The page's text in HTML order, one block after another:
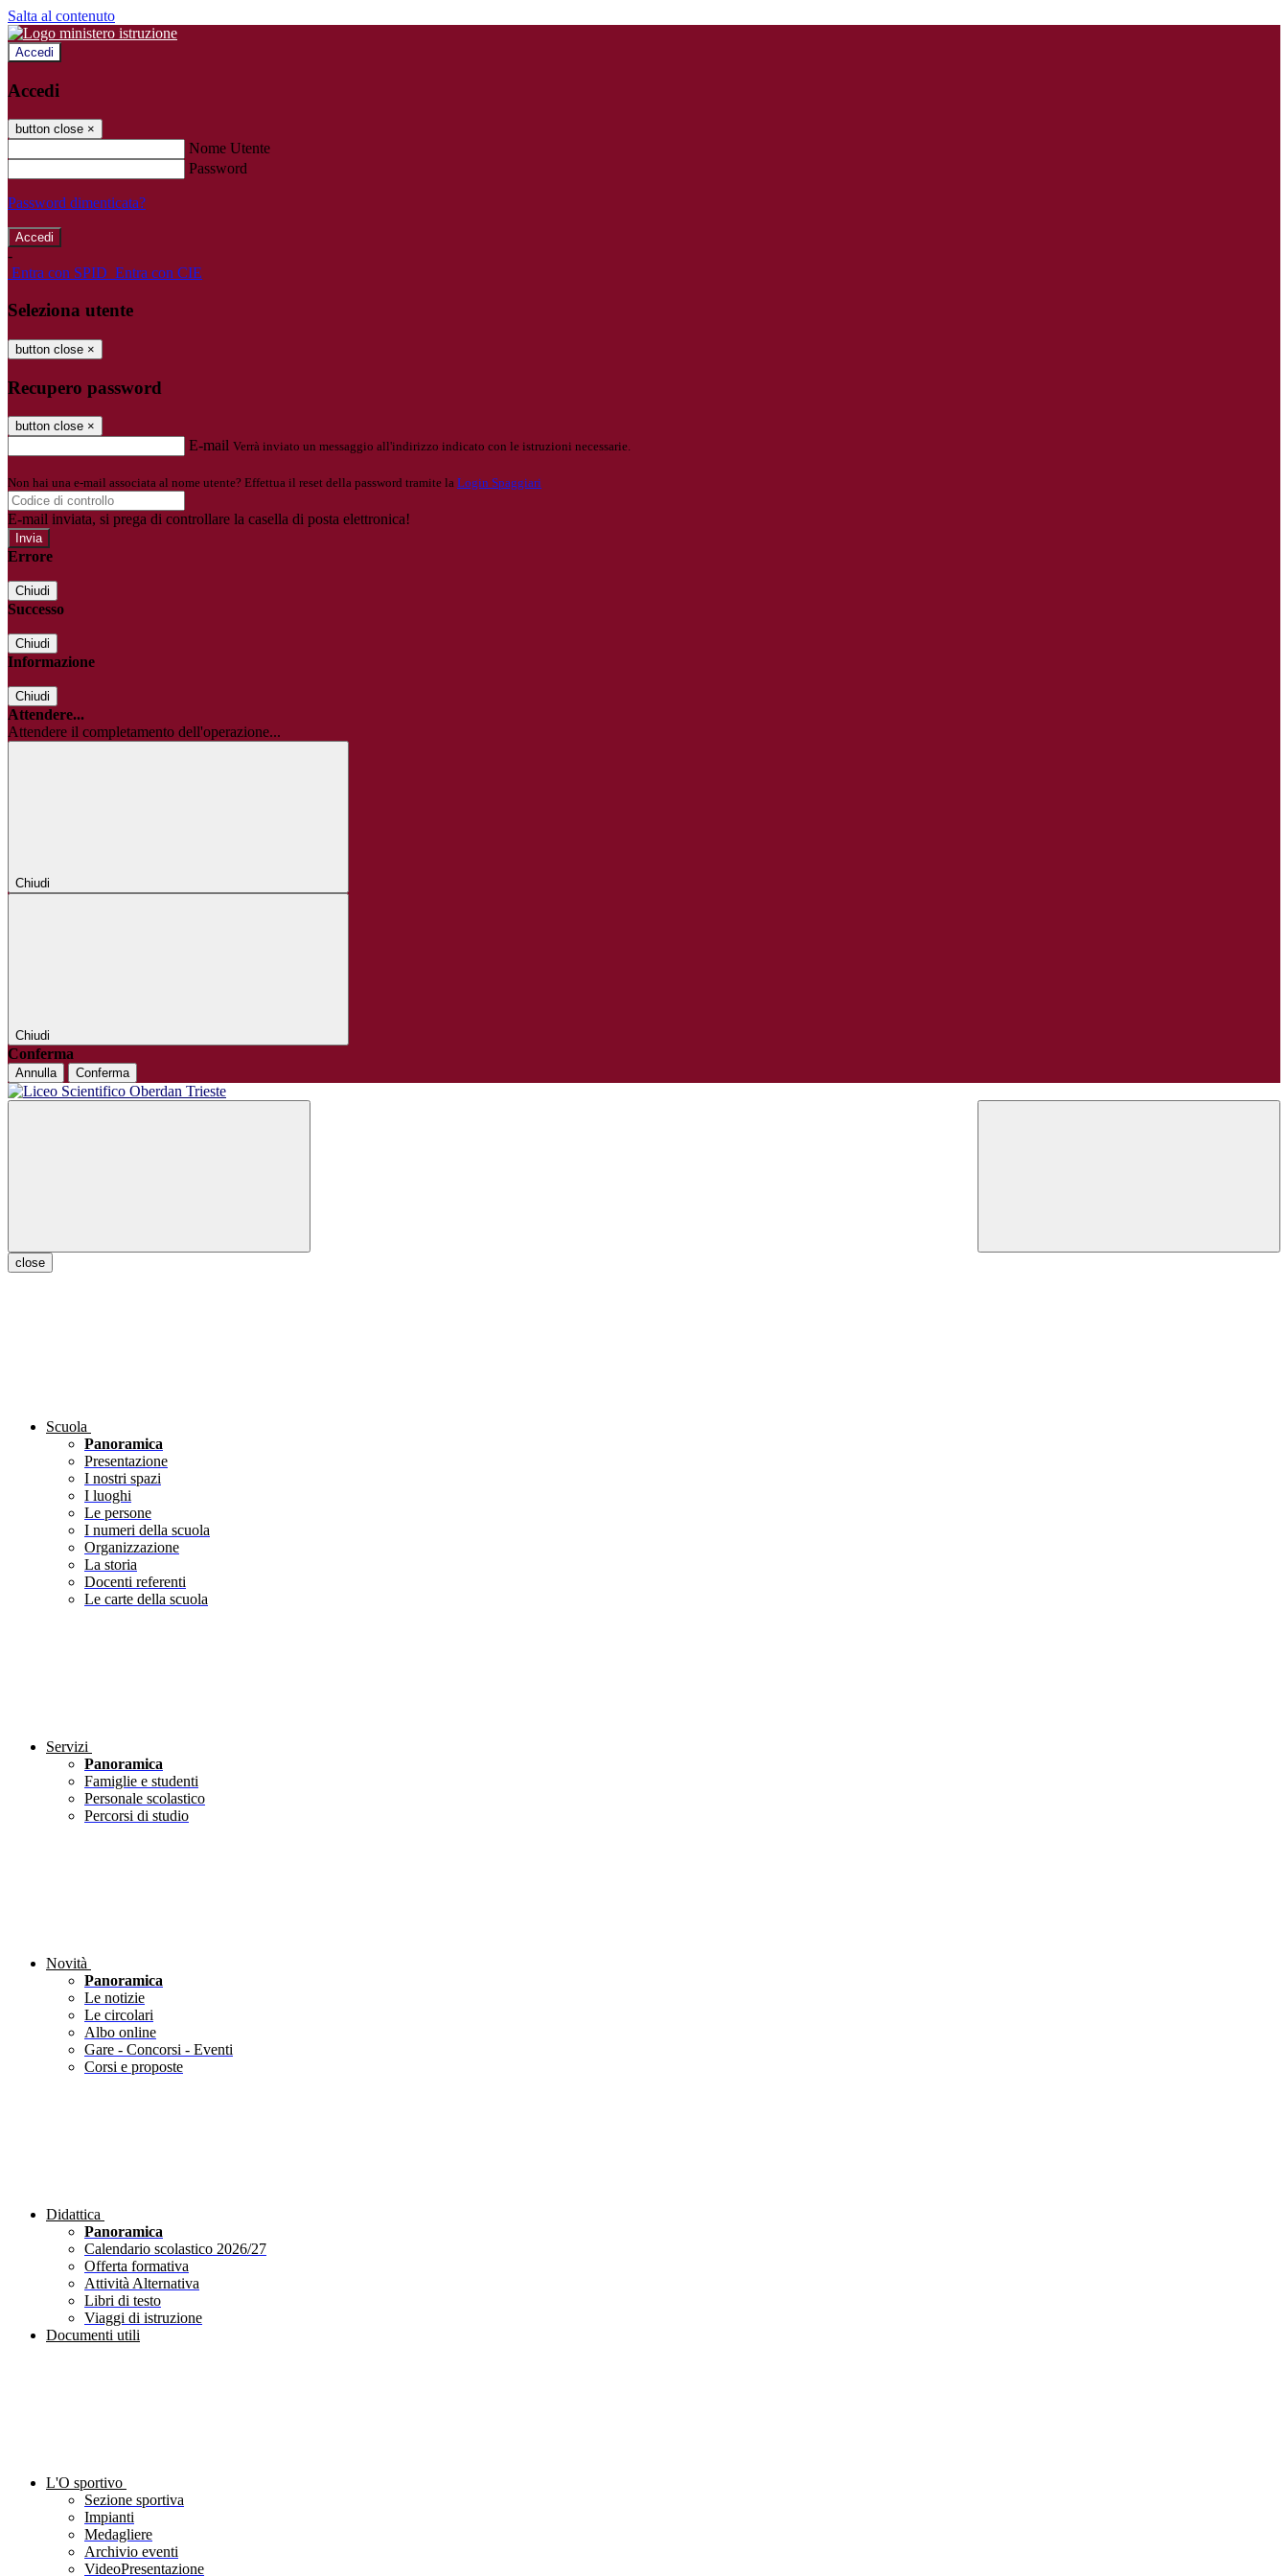
Salta al contenuto
Accedi
Accedi
button close ×
Nome Utente
Password
Password dimenticata?
-
Entra con SPID Entra con CIE
Seleziona utente
button close ×
Recupero password
button close ×
E-mail Verrà inviato un messaggio all'indirizzo indicato con le istruzioni necessarie.
Non hai una e-mail associata al nome utente? Effettua il reset della password tramite la Login Spaggiari
E-mail inviata, si prega di controllare la casella di posta elettronica!
Errore
Chiudi
Successo
Chiudi
Informazione
Chiudi
Attendere...
Attendere il completamento dell'operazione...
Chiudi
Chiudi
Conferma
Annulla Conferma
close
Scuola
Panoramica
Presentazione
I nostri spazi
I luoghi
Le persone
I numeri della scuola
Organizzazione
La storia
Docenti referenti
Le carte della scuola
Servizi
Panoramica
Famiglie e studenti
Personale scolastico
Percorsi di studio
Novità
Panoramica
Le notizie
Le circolari
Albo online
Gare - Concorsi - Eventi
Corsi e proposte
Didattica
Panoramica
Calendario scolastico 2026/27
Offerta formativa
Attività Alternativa
Libri di testo
Viaggi di istruzione
Documenti utili
L'O sportivo
Sezione sportiva
Impianti
Medagliere
Archivio eventi
VideoPresentazione